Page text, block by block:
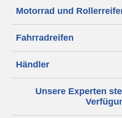
Motorrad und
Fahrradreifen
Händler
Unsere Experten